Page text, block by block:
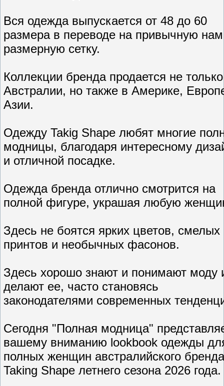
Вся одежда выпускается от 48 до 60
размера в переводе на привычную нам
размерную сетку.
Коллекции бренда продается не
Австралии, но также в Америке,
Азии.
Одежду Takig Shape любят многие
модницы, благодаря интересному
и отличной посадке.
Одежда бренда отлично смотрится на
полной фигуре, украшая любую
Здесь не боятся ярких цветов, смелых
принтов и необычных фасонов.
Здесь хорошо знают и понимают моду
делают ее, часто становясь
законодателями современных
Сегодня "Полная модница"
вашему вниманию lookbook одежды
полных женщин австралийского бренда
Taking Shape летнего сезона 2026 года.